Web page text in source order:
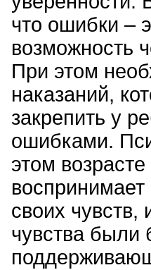
что ошибки –
возможность
При этом
наказаний,
закрепить у
ошибками.
этом
своих чувств,
чувства были